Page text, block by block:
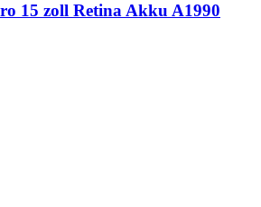
15 zoll Retina Akku A1990